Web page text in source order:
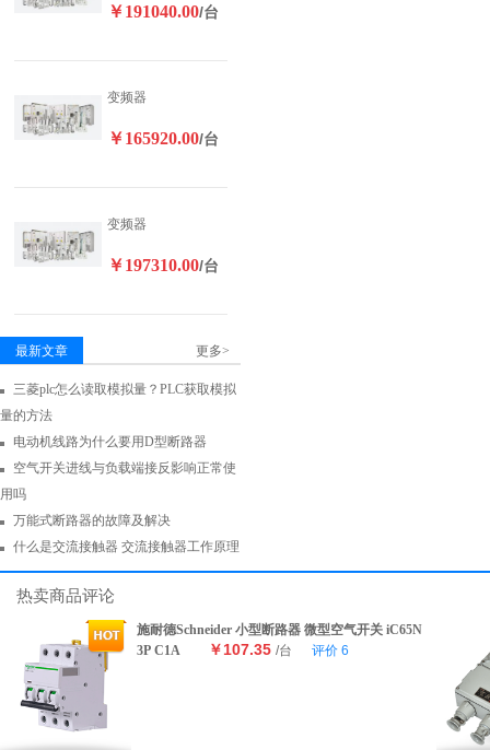
￥191040.00/台
变频器
￥165920.00/台
变频器
￥197310.00/台
最新文章 更多>
三菱plc怎么读取模拟量？PLC获取模拟
量的方法
电动机线路为什么要用D型断路器
空气开关进线与负载端接反影响正常使
用吗
万能式断路器的故障及解决
什么是交流接触器 交流接触器工作原理
热卖商品评论
施耐德Schneider 小型断路器 微型空气开关 iC65N
3P C1A
￥107.35 /台 评价 6